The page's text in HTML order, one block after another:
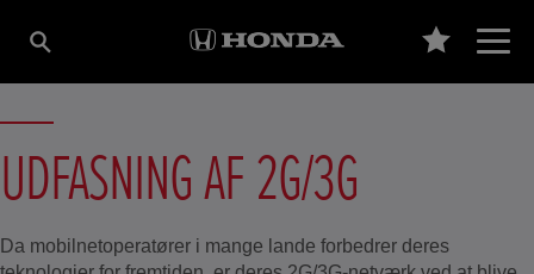
UDFASNING AF 2G/3G
Da mobilnetoperatører i mange lande forbedrer deres